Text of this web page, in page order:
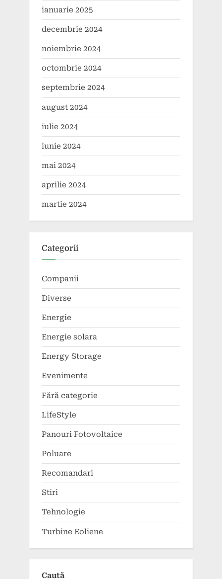
ianuarie 2025
decembrie 2024
noiembrie 2024
octombrie 2024
septembrie 2024
august 2024
iulie 2024
iunie 2024
mai 2024
aprilie 2024
martie 2024
Categorii
Companii
Diverse
Energie
Energie solara
Energy Storage
Evenimente
Fără categorie
LifeStyle
Panouri Fotovoltaice
Poluare
Recomandari
Stiri
Tehnologie
Turbine Eoliene
Caută